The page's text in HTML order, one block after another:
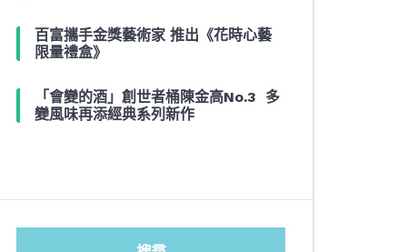
百富攜手金獎藝術家 推出《花時心藝
限量禮盒》
「會變的酒」創世者桶陳金高No.3 多
變風味再添經典系列新作